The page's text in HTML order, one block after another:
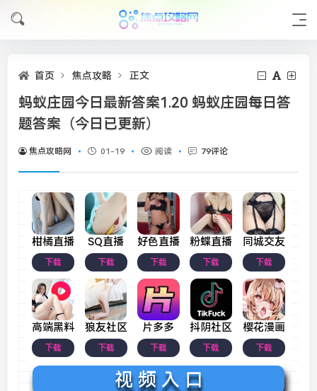
首页 焦点攻略 正文
蚂蚁庄园今日最新答案1.20 蚂蚁庄园每日答
题答案（今日已更新）
焦点攻略网 01-19 阅读 79评论
柑橘直播
下载
SQ直播
下载
好色直播
下载
粉蝶直播
下载
同城交友
下载
高端黑料
下载
狼友社区
下载
片多多
下载
抖阴社区
下载
樱花漫画
下载
视 频 入 口